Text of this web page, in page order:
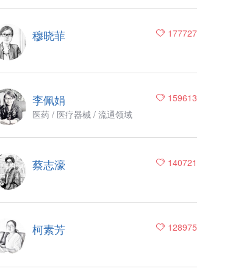
177727
穆晓菲
159613
李佩娟
医药 / 医疗器械 / 流通领域
140721
蔡志濠
128975
柯素芳